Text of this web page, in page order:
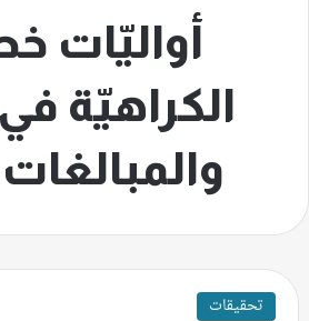
أواليّات
الكراهيّة
تحقيقات